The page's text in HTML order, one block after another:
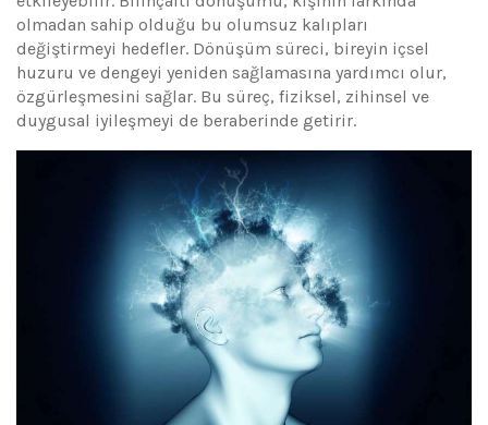
olmadan sahip olduğu bu olumsuz kalıpları
değiştirmeyi hedefler. Dönüşüm süreci, bireyin içsel
huzuru ve dengeyi yeniden sağlamasına yardımcı olur,
özgürleşmesini sağlar. Bu süreç, fiziksel, zihinsel ve
duygusal iyileşmeyi de beraberinde getirir.